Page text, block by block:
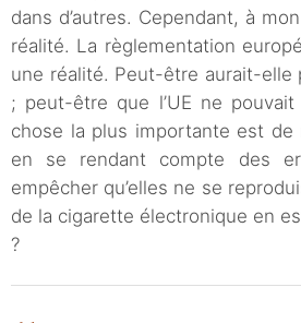
dans d’autres. Cependant, à
réalité. La règlementation
une réalité. Peut-être aurait-elle
; peut-être que l’UE ne
chose la plus importante est de
en se rendant compte des
empêcher qu’elles ne se
de la cigarette électronique en
?